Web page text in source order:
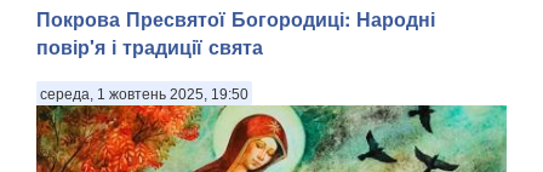
Покрова Пресвятої Богородиці: Народні
повір'я і традиції свята
середа, 1 жовтень 2025, 19:50